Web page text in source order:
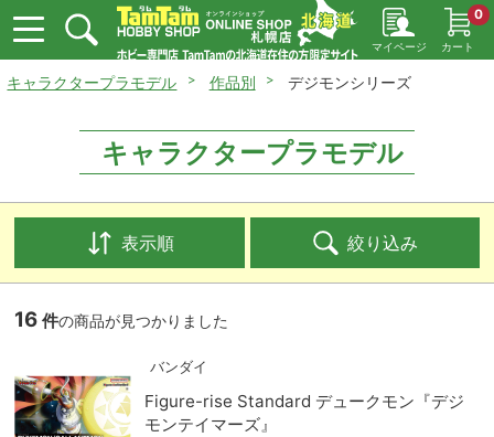
マイページ カート
0
キャラクタープラモデル 作品別 デジモンシリーズ
キャラクタープラモデル
表示順 絞り込み
16 件の商品が見つかりました
バンダイ
Figure-rise Standard デュークモン『デジ
モンテイマーズ』